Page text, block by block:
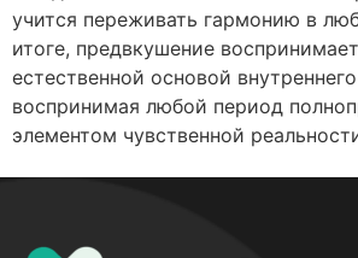
учится переживать гармонию в
итоге, предвкушение
естественной основой
воспринимая любой период
элементом чувственной